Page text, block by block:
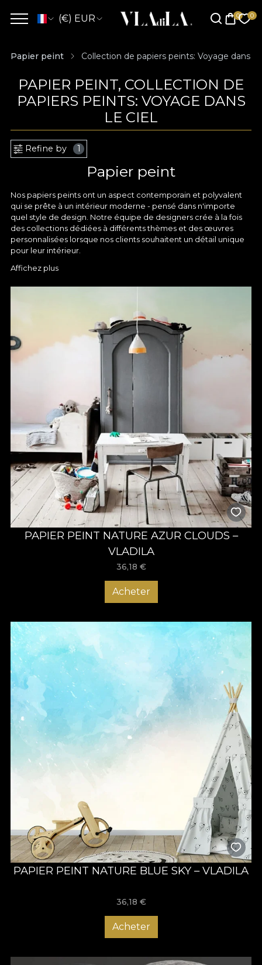
(€) EUR
Papier peint Collection de papiers peints: Voyage dans le
PAPIER PEINT, COLLECTION DE
PAPIERS PEINTS: VOYAGE DANS
LE CIEL
Refine by 1
Papier peint
Nos papiers peints ont un aspect contemporain et polyvalent
qui se prête à un intérieur moderne - pensé dans n'importe
quel style de design. Notre équipe de designers crée à la fois
des collections dédiées à différents thèmes et des œuvres
personnalisées lorsque nos clients souhaitent un détail unique
pour leur intérieur.
pinceaux et aquarelles, crayons fins ou tableau blanc
beaucoup d'amour et de patience, alimentés par la satisfaction
et le bonheur de ceux qui nous choisissent pour colorer la
"maison" de leurs rêves.
Affichez plus
PAPIER PEINT NATURE AZUR CLOUDS –
VLADILA
36,18 €
Acheter
PAPIER PEINT NATURE BLUE SKY – VLADILA
36,18 €
Acheter